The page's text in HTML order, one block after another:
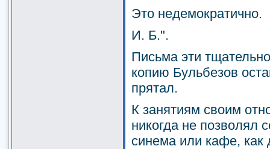
Это недемократично.
И. Б.".
Письма эти
копию Бульбезов
прятал.
К занятиям своим
никогда не позволял
синема или кафе, как